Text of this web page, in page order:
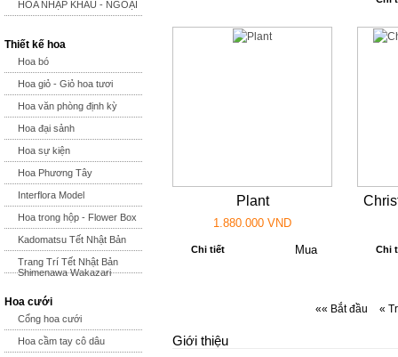
HOA NHẬP KHẨU - NGOẠI
Thiết kế hoa
Hoa bó
Hoa giỏ - Giỏ hoa tươi
Hoa văn phòng định kỳ
Hoa đại sảnh
Hoa sự kiện
Hoa Phương Tây
Interflora Model
Hoa trong hộp - Flower Box
Kadomatsu Tết Nhật Bản
Trang Trí Tết Nhật Bản
Shimenawa Wakazari
Hoa cưới
Cổng hoa cưới
Hoa cầm tay cô dâu
Plant
1.880.000 VND
Chi tiết Chi
«« Bắt đầu «
Giới thiệu